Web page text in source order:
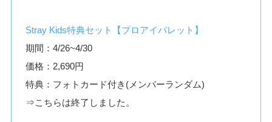
Stray Kids特典セット【プロアイパレット】
期間：4/26~4/30
価格：2,690円
特典：フォトカード付き(メンバーランダム)
⇒こちらは終了しました。